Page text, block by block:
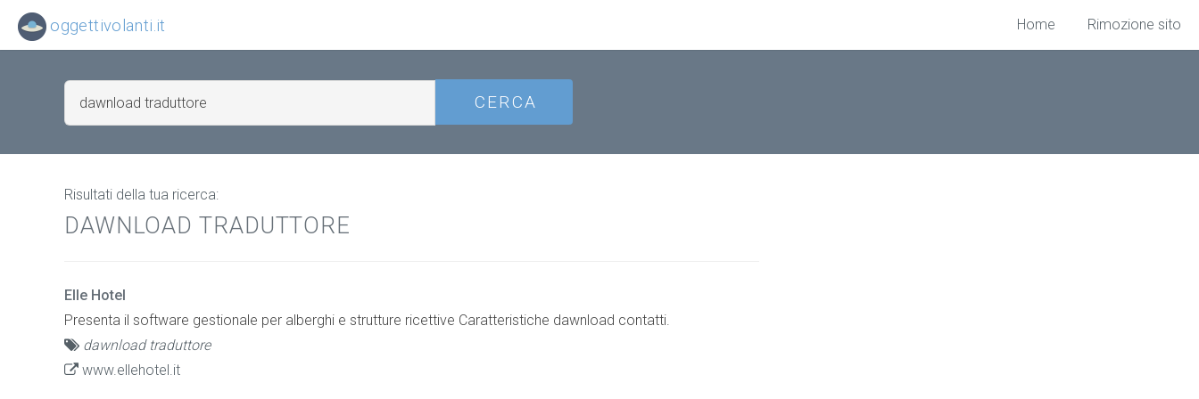
Risultati della tua ricerca:
DAWNLOAD TRADUTTORE
Elle Hotel
Presenta il software gestionale per alberghi e strutture ricettive Caratteristiche dawnload contatti.
dawnload traduttore
www.ellehotel.it
oggettivolanti.it Home Rimozione sito